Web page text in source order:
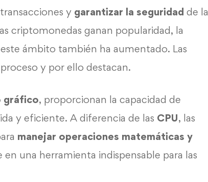
y garantizar la seguridad de la
criptomonedas ganan popularidad, la
ámbito también ha aumentado. Las
y por ello destacan.
gráfico, proporcionan la capacidad de
y eficiente. A diferencia de las CPU, las
manejar operaciones matemáticas y
una herramienta indispensable para las